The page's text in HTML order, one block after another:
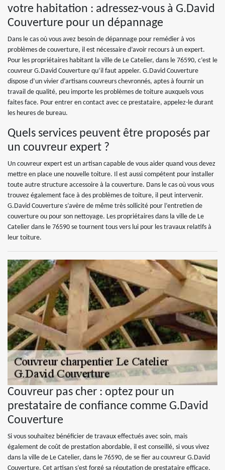
votre habitation : adressez-vous à G.David
Couverture pour un dépannage
Dans le cas où vous avez besoin de dépannage pour remédier à vos
problèmes de couverture, il est nécessaire d’avoir recours à un expert.
Pour les propriétaires habitant la ville de Le Catelier, dans le 76590, c’est le
couvreur G.David Couverture qu’il faut appeler. G.David Couverture
dispose d’un vivier d’artisans couvreurs chevronnés, aptes à fournir un
travail de qualité, peu importe les problèmes de toiture auxquels vous
faites face. Pour entrer en contact avec ce prestataire, appelez-le durant
les heures de bureau.
Quels services peuvent être proposés par
un couvreur expert ?
Un couvreur expert est un artisan capable de vous aider quand vous devez
mettre en place une nouvelle toiture. Il est aussi compétent pour installer
toute autre structure accessoire à la couverture. Dans le cas où vous vous
trouvez également face à des problèmes de toiture, il peut intervenir.
G.David Couverture s’avère de même très sollicité pour l’entretien de
couverture ou pour son nettoyage. Les propriétaires dans la ville de Le
Catelier dans le 76590 se tournent tous vers lui pour les travaux relatifs à
leur toiture.
Couvreur pas cher : optez pour un
prestataire de confiance comme G.David
Couverture
Si vous souhaitez bénéficier de travaux effectués avec soin, mais
également de coût de prestation abordable, il est conseillé, si vous vivez
dans la ville de Le Catelier, dans le 76590, de se fier au couvreur G.David
Couverture. Cet artisan s’est forgé sa réputation de prestataire efficace,